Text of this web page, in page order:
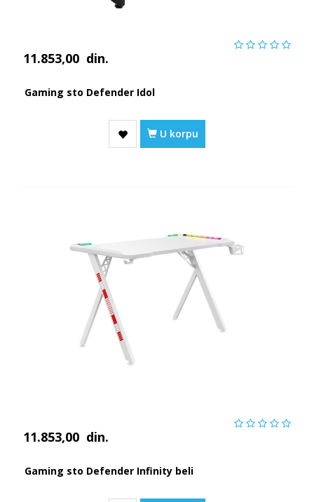
11.853,00 din.
Gaming sto Defender Idol
U korpu
11.853,00 din.
Gaming sto Defender Infinity beli